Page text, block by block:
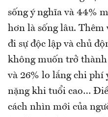
sống ý nghĩa và 44%
hơn là sống lâu. Thêm
đi sự độc lập và chủ
không muốn trở
và 26% lo lắng chi phí
nặng khi tuổi cao…
cách nhìn mới của